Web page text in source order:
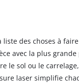
des choses à
avec la plus
le sol ou le
laser simplifie